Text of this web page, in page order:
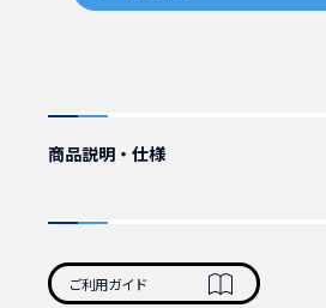
商品説明・仕様
累計販売数15万本突破。
ケーブル：VCTF 3C×1.25mmSQ 2m
カラー：黒
ご利用ガイド